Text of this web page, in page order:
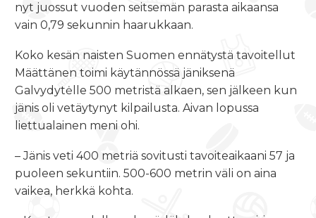
nyt juossut vuoden seitsemän parasta aikaansa
vain 0,79 sekunnin haarukkaan.
Koko kesän naisten Suomen ennätystä tavoitellut
Määttänen toimi käytännössä jäniksenä
Galvydytėlle 500 metristä alkaen, sen jälkeen kun
jänis oli vetäytynyt kilpailusta. Aivan lopussa
liettualainen meni ohi.
– Jänis veti 400 metriä sovitusti tavoiteaikaani 57 ja
puoleen sekuntiin. 500-600 metrin väli on aina
vaikea, herkkä kohta.